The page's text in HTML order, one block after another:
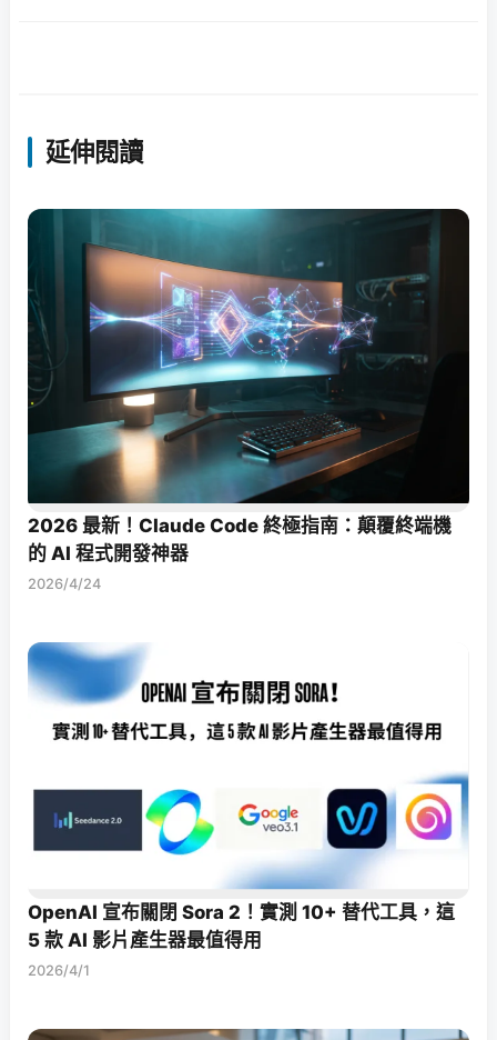
延伸閱讀
2026 最新！Claude Code 終極指南：顛覆終端機
的 AI 程式開發神器
2026/4/24
OpenAI 宣布關閉 Sora 2！實測 10+ 替代工具，這
5 款 AI 影片產生器最值得用
2026/4/1